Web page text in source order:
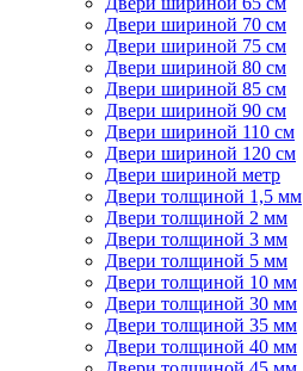
Двери шириной 70 см
Двери шириной 75 см
Двери шириной 80 см
Двери шириной 85 см
Двери шириной 90 см
Двери шириной 110 см
Двери шириной 120 см
Двери шириной метр
Двери толщиной 1,5 мм
Двери толщиной 2 мм
Двери толщиной 3 мм
Двери толщиной 5 мм
Двери толщиной 10 мм
Двери толщиной 30 мм
Двери толщиной 35 мм
Двери толщиной 40 мм